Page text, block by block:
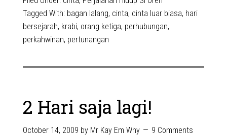
Tagged With: bagan lalang, cinta, cinta luar biasa, hari
bersejarah, krabi, orang ketiga, perhubungan,
perkahwinan, pertunangan
2 Hari saja lagi!
October 14, 2009 by Mr Kay Em Why 9 Comments